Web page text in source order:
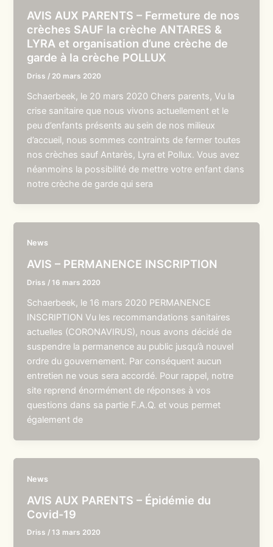
AVIS AUX PARENTS – Fermeture de nos
crèches SAUF la crèche ANTARES &
LYRA et organisation d’une crèche de
garde à la crèche POLLUX
Driss / 20 mars 2020
Schaerbeek, le 20 mars 2020 Chers parents, Vu la
crise sanitaire que nous vivons actuellement et le
peu d’enfants présents au sein de nos milieux
d’accueil, nous sommes contraints de fermer toutes
nos crèches sauf Antarès, Lyra et Pollux. Vous avez
néanmoins la possibilité de mettre votre enfant dans
notre crèche de garde qui sera
News
AVIS – PERMANENCE INSCRIPTION
Driss /16 mars 2020
Schaerbeek, le 16 mars 2020 PERMANENCE
INSCRIPTION Vu les recommandations sanitaires
actuelles (CORONAVIRUS), nous avons décidé de
suspendre la permanence au public jusqu’à nouvel
ordre du gouvernement. Par conséquent aucun
entretien ne vous sera accordé. Pour rappel, notre
site reprend énormément de réponses à vos
questions dans sa partie F.A.Q. et vous permet
également de
News
AVIS AUX PARENTS – Épidémie du
Covid-19
Driss /13 mars 2020